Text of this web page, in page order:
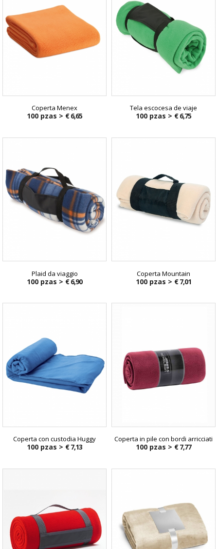
Coperta Menex
100 pzas > € 6,65
Tela escocesa de viaje
100 pzas > € 6,75
Plaid da viaggio
100 pzas > € 6,90
Coperta Mountain
100 pzas > € 7,01
Coperta con custodia Huggy
100 pzas > € 7,13
Coperta in pile con bordi arricciati
100 pzas > € 7,77